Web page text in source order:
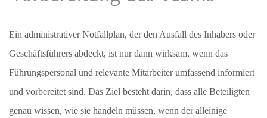
Ein administrativer Notfallplan, der den Ausfall des Inhabers oder
Geschäftsführers abdeckt, ist nur dann wirksam, wenn das
Führungspersonal und relevante Mitarbeiter umfassend informiert
und vorbereitet sind. Das Ziel besteht darin, dass alle Beteiligten
genau wissen, wie sie handeln müssen, wenn der alleinige